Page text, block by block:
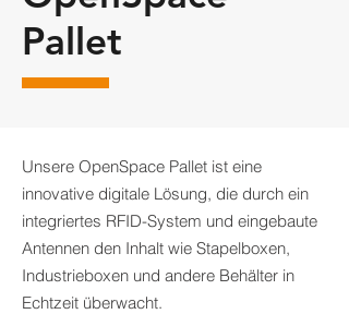
Pallet
Unsere OpenSpace Pallet ist eine
innovative digitale Lösung, die durch ein
integriertes RFID-System und eingebaute
Antennen den Inhalt wie Stapelboxen,
Industrieboxen und andere Behälter in
Echtzeit überwacht.